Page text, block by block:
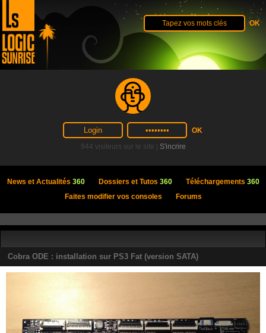
944 visiteurs sur le site | S'incrire
News et Actualités 360 Dossiers et Tutos 360 Téléchargements 360
Faites modifier vos consoles
Forums
Cobra ODE : installation sur PS3 Fat (version SATA)